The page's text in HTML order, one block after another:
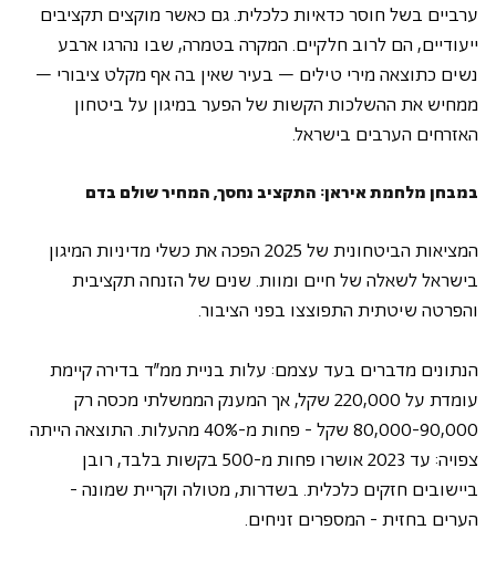
ערביים בשל חוסר כדאיות כלכלית. גם כאשר מוקצים תקציבים
ייעודיים, הם לרוב חלקיים. המקרה בטמרה, שבו נהרגו ארבע
נשים כתוצאה מירי טילים – בעיר שאין בה אף מקלט ציבורי –
ממחיש את ההשלכות הקשות של הפער במיגון על ביטחון
האזרחים הערבים בישראל.
במבחן מלחמת איראן: התקציב נחסך, המחיר שולם בדם
המציאות הביטחונית של 2025 הפכה את כשלי מדיניות המיגון
בישראל לשאלה של חיים ומוות. שנים של הזנחה תקציבית
והפרטה שיטתית התפוצצו בפני הציבור.
הנתונים מדברים בעד עצמם: עלות בניית ממ"ד בדירה קיימת
עומדת על 220,000 שקל, אך המענק הממשלתי מכסה רק
80,000-90,000 שקל - פחות מ-40% מהעלות. התוצאה הייתה
צפויה: עד 2023 אושרו פחות מ-500 בקשות בלבד, רובן
ביישובים חזקים כלכלית. בשדרות, מטולה וקריית שמונה -
הערים בחזית - המספרים זניחים.